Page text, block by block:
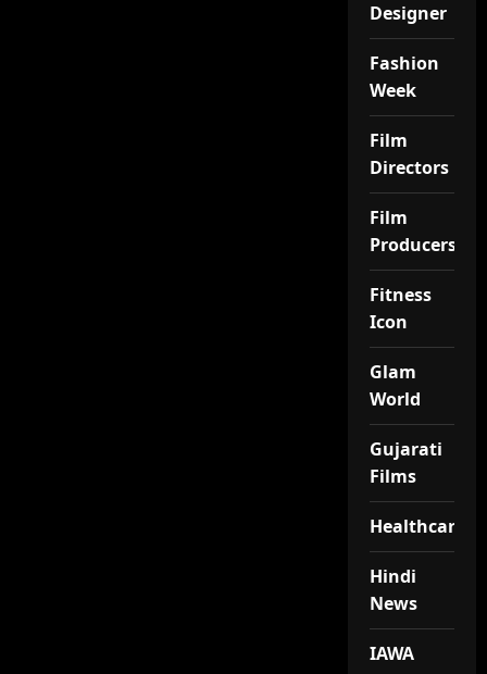
Designer
Fashion
Week
Film
Directors
Film
Producers
Fitness
Icon
Glam
World
Gujarati
Films
Healthcare
Hindi
News
IAWA